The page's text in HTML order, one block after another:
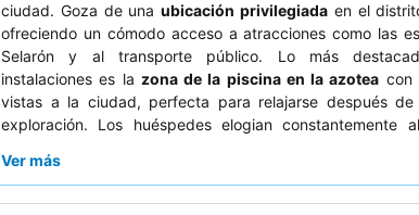
ciudad. Goza de unaubicación privilegiada en el
ofreciendo un cómodo acceso a atracciones como las
Selarón y al transporte público. Lo más
instalaciones es la zona de la piscina en la azotea con
vistas a la ciudad, perfecta para relajarse después
exploración. Los huéspedes elogian constantemente
incluye frutas frescas y especialidades brasileñas.
Ver más